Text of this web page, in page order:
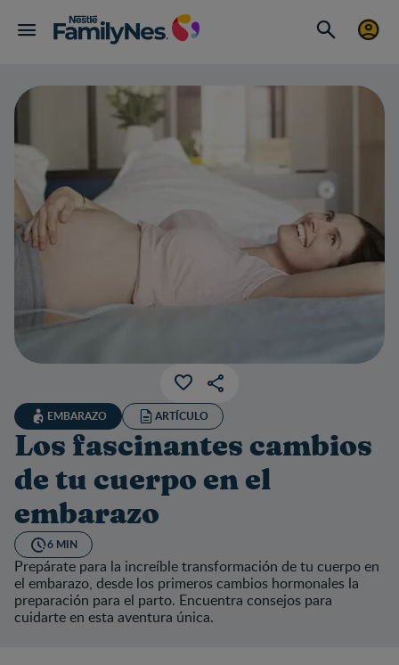
EMBARAZO ARTÍCULO
Los fascinantes cambios
de tu cuerpo en el
embarazo
6 MIN
Prepárate para la increíble transformación de tu cuerpo en
el embarazo, desde los primeros cambios hormonales la
preparación para el parto. Encuentra consejos para
cuidarte en esta aventura única.